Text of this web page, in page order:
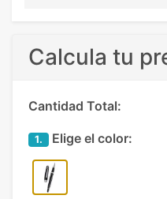
Calcula tu
Cantidad Total:
1. Elige el color: